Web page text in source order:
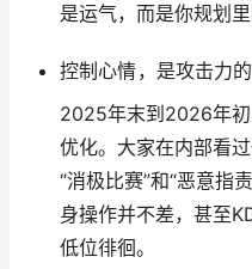
是运气，而是你规划里
控制心情，是攻击力
2025年末到2026年
优化。大家在内部看
“消极比赛”和“恶意指
身操作并不差，甚至
低位徘徊。